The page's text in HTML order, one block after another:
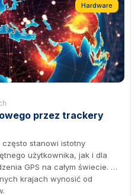
przez trackery
stanowi istotny
użytkownika, jak i dla
GPS na całym świecie. W
krajach wynosić od
Hardware